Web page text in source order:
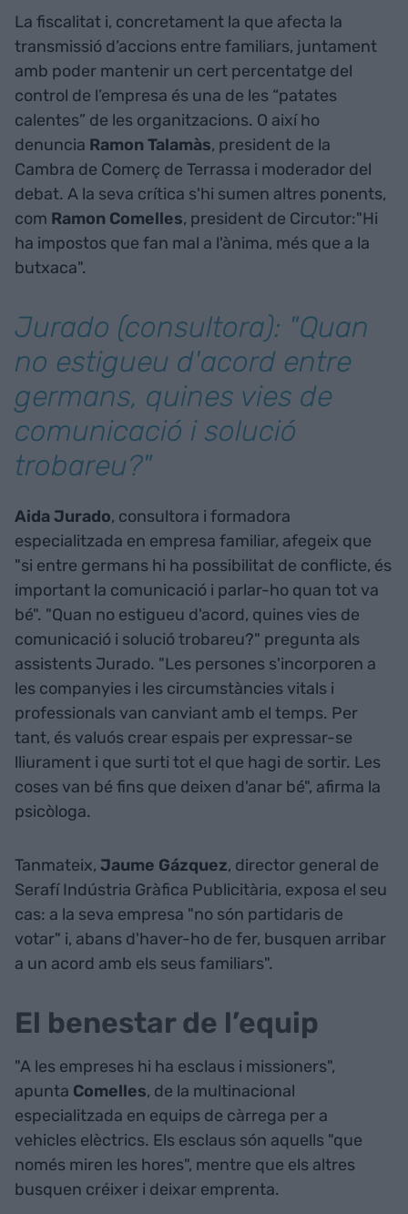
La fiscalitat i, concretament la que afecta la
transmissió d’accions entre familiars, juntament
amb poder mantenir un cert percentatge del
control de l’empresa és una de les “patates
calentes” de les organitzacions. O així ho
denuncia Ramon Talamàs, president de la
Cambra de Comerç de Terrassa i moderador del
debat. A la seva crítica s'hi sumen altres ponents,
com Ramon Comelles, president de Circutor:"Hi
ha impostos que fan mal a l'ànima, més que a la
butxaca".
Jurado (consultora): "Quan
no estigueu d'acord entre
germans, quines vies de
comunicació i solució
trobareu?"
Aida Jurado, consultora i formadora
especialitzada en empresa familiar, afegeix que
"si entre germans hi ha possibilitat de conflicte, és
important la comunicació i parlar-ho quan tot va
bé". "Quan no estigueu d'acord, quines vies de
comunicació i solució trobareu?" pregunta als
assistents Jurado. "Les persones s'incorporen a
les companyies i les circumstàncies vitals i
professionals van canviant amb el temps. Per
tant, és valuós crear espais per expressar-se
lliurament i que surti tot el que hagi de sortir. Les
coses van bé fins que deixen d'anar bé", afirma la
psicòloga.
Tanmateix, Jaume Gázquez, director general de
Serafí Indústria Gràfica Publicitària, exposa el seu
cas: a la seva empresa "no són partidaris de
votar" i, abans d'haver-ho de fer, busquen arribar
a un acord amb els seus familiars".
El benestar de l’equip
"A les empreses hi ha esclaus i missioners",
apunta Comelles, de la multinacional
especialitzada en equips de càrrega per a
vehicles elèctrics. Els esclaus són aquells "que
només miren les hores", mentre que els altres
busquen créixer i deixar emprenta.